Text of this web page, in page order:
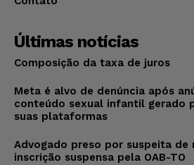
Últimas notícias
Composição da taxa de juros
Meta é alvo de denúncia após
conteúdo sexual infantil gerado
suas plataformas
Advogado preso por suspeita
inscrição suspensa pela OAB-TO